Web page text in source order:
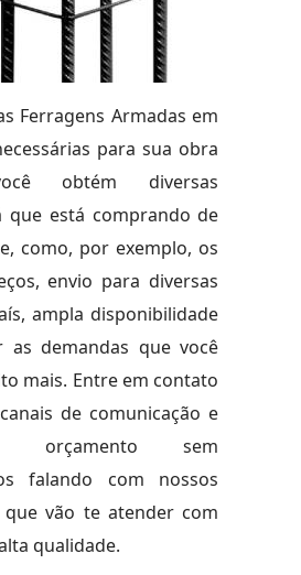
Ferragens Armadas em
para sua obra
obtém diversas
que está comprando de
como, por exemplo, os
envio para diversas
ampla disponibilidade
as demandas que você
mais. Entre em contato
de comunicação e
orçamento sem
falando com nossos
que vão te atender com
qualidade.